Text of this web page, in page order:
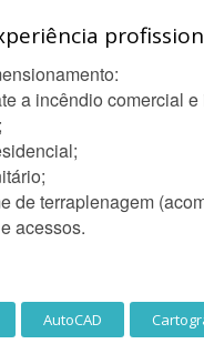
a incêndio comercial
de terraplenagem
acessos.
AutoCAD